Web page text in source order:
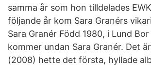
samma år som hon tilldelades
följande år kom Sara Granérs
Sara Granér Född 1980, i Lund
kommer undan Sara Granér. Det
(2008) hette det första, hyllade